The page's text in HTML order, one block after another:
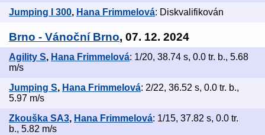
Jumping I 300, Hana Frimmelová: Diskvalifikován
Brno - Vánoční Brno, 07. 12. 2024
Agility S, Hana Frimmelová: 1/20, 38.74 s, 0.0 tr. b., 5.68
m/s
Jumping S, Hana Frimmelová: 2/22, 36.52 s, 0.0 tr. b.,
5.97 m/s
Zkouška SA3, Hana Frimmelová: 1/15, 37.82 s, 0.0 tr.
b., 5.82 m/s